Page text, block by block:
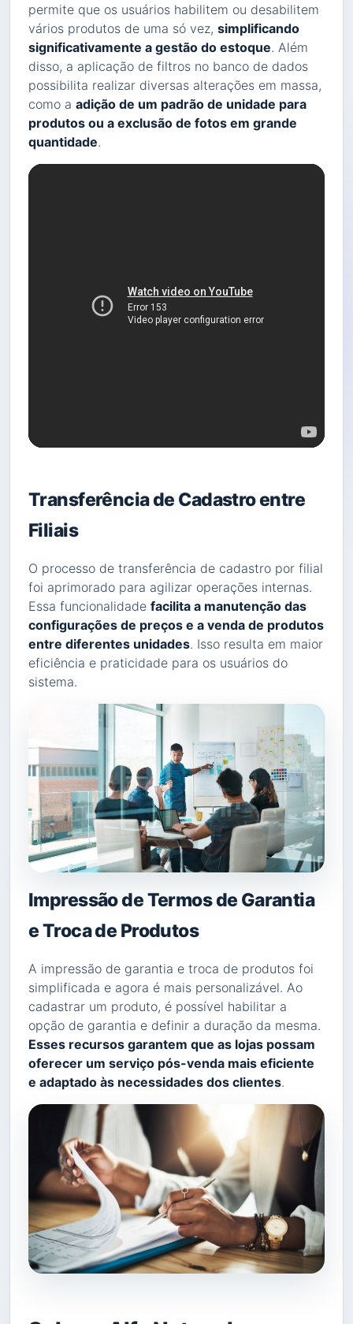
permite que os usuários habilitem ou desabilitem
vários produtos de uma só vez, simplificando
significativamente a gestão do estoque. Além
disso, a aplicação de filtros no banco de dados
possibilita realizar diversas alterações em massa,
como a adição de um padrão de unidade para
produtos ou a exclusão de fotos em grande
quantidade.
Transferência de Cadastro entre
Filiais
O processo de transferência de cadastro por filial
foi aprimorado para agilizar operações internas.
Essa funcionalidade facilita a manutenção das
configurações de preços e a venda de produtos
entre diferentes unidades. Isso resulta em maior
eficiência e praticidade para os usuários do
sistema.
Impressão de Termos de Garantia
e Troca de Produtos
A impressão de garantia e troca de produtos foi
simplificada e agora é mais personalizável. Ao
cadastrar um produto, é possível habilitar a
opção de garantia e definir a duração da mesma.
Esses recursos garantem que as lojas possam
oferecer um serviço pós-venda mais eficiente
e adaptado às necessidades dos clientes.